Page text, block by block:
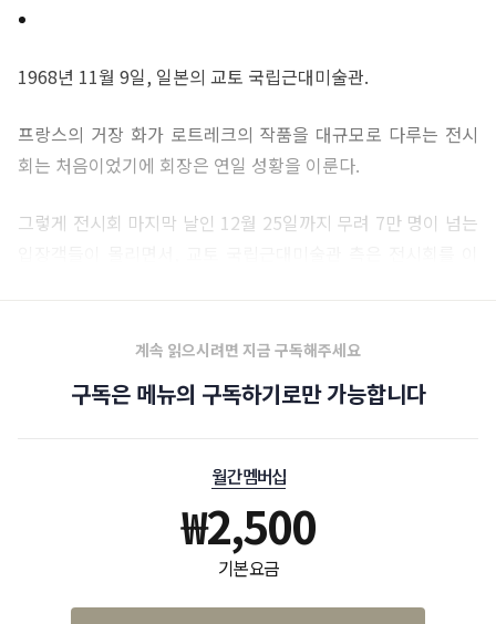
1968년 11월 9일, 일본의 교토 국립근대미술관.
프랑스의 거장 화가 로트레크의 작품을 대규모로 다루는 전시
회는 처음이었기에 회장은 연일 성황을 이룬다.
그렇게 전시회 마지막 날인 12월 25일까지 무려 7만 명이 넘는
계속 읽으시려면 지금 구독해주세요
구독은 메뉴의 구독하기로만 가능합니다
월간 멤버십
₩2,500
기본 요금